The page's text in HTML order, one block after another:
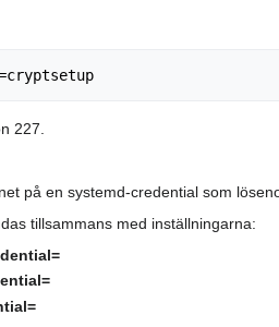
227.
på en systemd-credential som
tillsammans med inställningarna: